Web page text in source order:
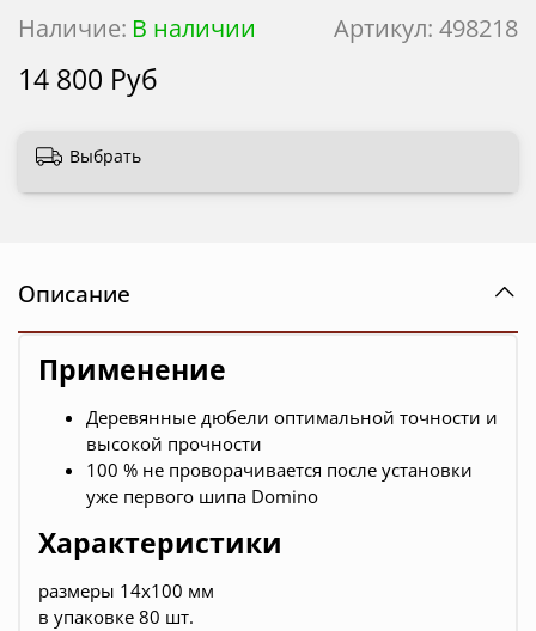
Артикул: 498218
Наличие: В наличии
14 800 Руб
Выбрать
Описание
Применение
Деревянные дюбели оптимальной точности и
высокой прочности
100 % не проворачивается после установки
уже первого шипа Domino
Характеристики
размеры 14x100 мм
в упаковке 80 шт.